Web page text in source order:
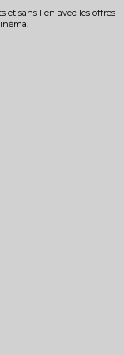
et sans lien avec les offres